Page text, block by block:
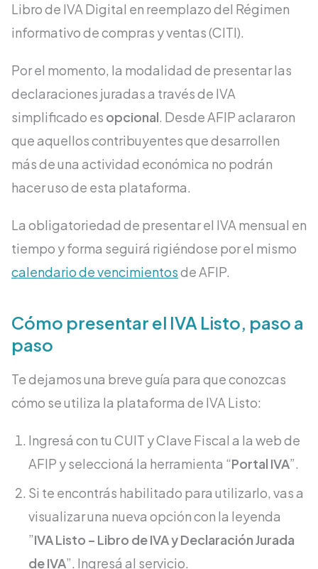
Libro de IVA Digital en reemplazo del Régimen
informativo de compras y ventas (CITI).
Por el momento, la modalidad de presentar las
declaraciones juradas a través de IVA
simplificado es opcional. Desde AFIP aclararon
que aquellos contribuyentes que desarrollen
más de una actividad económica no podrán
hacer uso de esta plataforma.
La obligatoriedad de presentar el IVA mensual en
tiempo y forma seguirá rigiéndose por el mismo
calendario de vencimientosde AFIP.
Cómo presentar el IVA Listo, paso a
paso
Te dejamos una breve guía para que conozcas
cómo se utiliza la plataforma de IVA Listo:
Ingresá con tu CUIT y Clave Fiscal a la web de
AFIP y seleccioná la herramienta “Portal IVA”.
Si te encontrás habilitado para utilizarlo, vas a
visualizar una nueva opción con la leyenda
”IVA Listo – Libro de IVA y Declaración Jurada
de IVA”. Ingresá al servicio.